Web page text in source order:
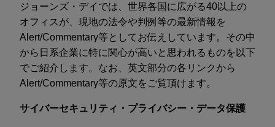
ジョーンズ・デイでは、世界各国に広がる40以上の
オフィスが、現地の法令や判例等の最新情報を
Alert/Commentary等としてお伝えしています。その中
から日系企業に特に関心が高いと思われるものを以下
でご紹介します。なお、英文部分の各リンクから
Alert/Commentary等の原文をご覧頂けます。
サイバーセキュリティ・プライバシー・データ保護